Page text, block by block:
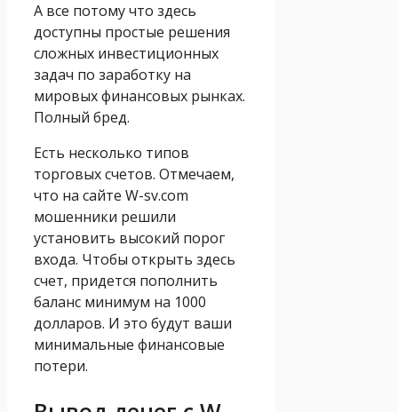
А все потому что здесь
доступны простые решения
сложных инвестиционных
задач по заработку на
мировых финансовых рынках.
Полный бред.
Есть несколько типов
торговых счетов. Отмечаем,
что на сайте W-sv.com
мошенники решили
установить высокий порог
входа. Чтобы открыть здесь
счет, придется пополнить
баланс минимум на 1000
долларов. И это будут ваши
минимальные финансовые
потери.